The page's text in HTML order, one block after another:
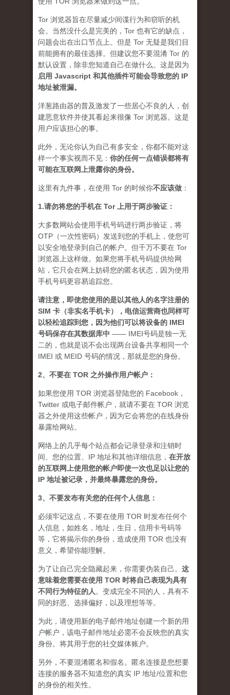
Tor 浏览器旨在尽量减少间谍行为和窃听的机
会。当然没什么是完美的，Tor 也有它的缺点，
问题会出在出口节点上。但是 Tor 无疑是我们目
前能拥有的最佳选择。但建议您不要混淆 Tor 的
默认设置，除非您知道自己在做什么。这是因为
启用 Javascript 和其他插件可能会导致您的 IP
地址被泄漏。
洋葱路由器的普及激发了一些居心不良的人，创
建恶意软件并使其看起来很像 Tor 浏览器。这是
用户应该担心的事。
此外，无论你认为自己有多安全，你都不能对这
样一个事实视而不见： 你的任何一点错误都将有
可能在互联网上泄露你的身份。
这里有九件事，在使用 Tor 的时候你不应该做 ：
1.请勿将您的手机在 Tor 上用于两步验证：
大多数网站会使用手机号码进行两步验证，将
OTP（一次性密码）发送到您的手机上，使您可
以安全地登录到自己的帐户。但千万不要在 Tor
浏览器上这样做。如果您将手机号码提供给网
站，它只会在网上妨碍您的匿名状态，因为使用
手机号码更容易追踪您。
请注意，即使您使用的是以其他人的名字注册的
SIM 卡（非实名手机卡），电信运营商也同样可
以轻松追踪到您，因为他们可以将设备的 IMEI
号码保存在其数据库中 —— IMEI号码是独一无
二的，也就是说不会出现两台设备共享相同一个
IMEI 或 MEID 号码的情况，那就是您的身份。
2、不要在 TOR 之外操作用户帐户：
如果您使用 TOR 浏览器登陆您的 Facebook，
Twitter 或电子邮件帐户，就请不要在 TOR 浏览
器之外使用这些帐户，因为它会将您的在线身份
暴露给网站。
网络上的几乎每个站点都会记录登录和注销时
间、您的位置、IP 地址和其他详细信息， 在开放
的互联网上使用您的帐户即使一次也足以让您的
IP 地址被记录，并最终暴露您的身份。
3、不要发布有关您的任何个人信息：
必须牢记这点，不要在使用 TOR 时发布任何个
人信息，如姓名，地址，生日，信用卡号码等
等，它将揭示你的身份，造成使用 TOR 也没有
意义，希望你能理解。
为了让自己完全隐藏起来，你需要伪装自己。 这
意味着您需要在使用 TOR 时将自己表现为具有
不同行为特征的人 。 变成完全不同的人，具有不
同的好恶、选择偏好，以及理想等等。
为此，请使用新的电子邮件地址创建一个新的用
户帐户，该电子邮件地址必需不会反映您的真实
身份。将其用于您的社交媒体账户。
另外，不要混淆匿名和假名。匿名连接是您想要
连接的服务器不知道您的真实 IP 地址/位置和您
的身份的相关性。